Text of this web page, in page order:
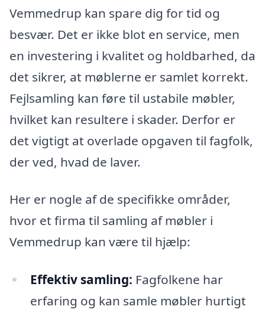
Vemmedrup kan spare dig for tid og
besvær. Det er ikke blot en service, men
en investering i kvalitet og holdbarhed, da
det sikrer, at møblerne er samlet korrekt.
Fejlsamling kan føre til ustabile møbler,
hvilket kan resultere i skader. Derfor er
det vigtigt at overlade opgaven til fagfolk,
der ved, hvad de laver.
Her er nogle af de specifikke områder,
hvor et firma til samling af møbler i
Vemmedrup kan være til hjælp:
Effektiv samling: Fagfolkene har
erfaring og kan samle møbler hurtigt